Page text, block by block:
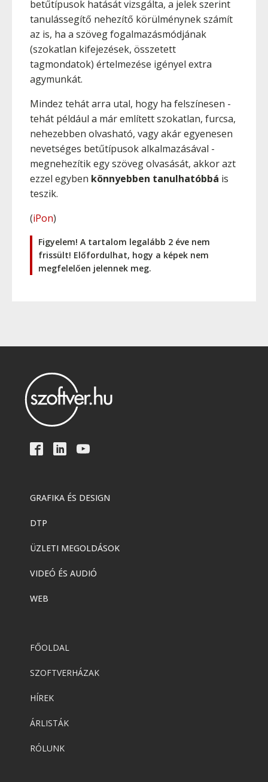
betűtípusok hatását vizsgálta, a jelek szerint
tanulássegítő nehezítő körülménynek számít
az is, ha a szöveg fogalmazásmódjának
(szokatlan kifejezések, összetett
tagmondatok) értelmezése igényel extra
agymunkát.
Mindez tehát arra utal, hogy ha felszínesen -
tehát például a már említett szokatlan, furcsa,
nehezebben olvasható, vagy akár egyenesen
nevetséges betűtípusok alkalmazásával -
megnehezítik egy szöveg olvasását, akkor azt
ezzel egyben könnyebben tanulhatóbbá is
teszik.
(iPon)
Figyelem! A tartalom legalább 2 éve nem
frissült! Előfordulhat, hogy a képek nem
megfelelően jelennek meg.
GRAFIKA ÉS DESIGN
DTP
ÜZLETI MEGOLDÁSOK
VIDEÓ ÉS AUDIÓ
WEB
FŐOLDAL
SZOFTVERHÁZAK
HÍREK
ÁRLISTÁK
RÓLUNK